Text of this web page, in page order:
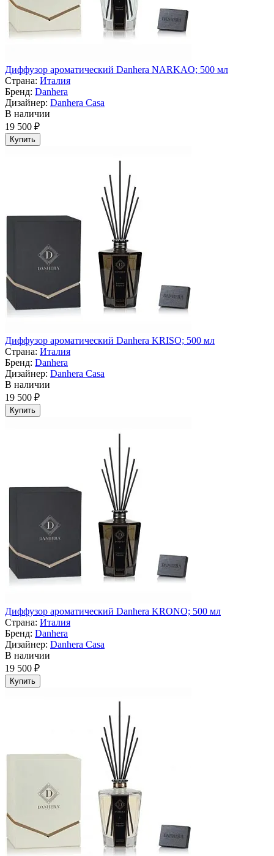
Диффузор ароматический Danhera NARKAO; 500 мл
Страна: Италия
Бренд: Danhera
Дизайнер: Danhera Casa
В наличии
19 500 ₽
Купить
Диффузор ароматический Danhera KRISO; 500 мл
Страна: Италия
Бренд: Danhera
Дизайнер: Danhera Casa
В наличии
19 500 ₽
Купить
Диффузор ароматический Danhera KRONO; 500 мл
Страна: Италия
Бренд: Danhera
Дизайнер: Danhera Casa
В наличии
19 500 ₽
Купить